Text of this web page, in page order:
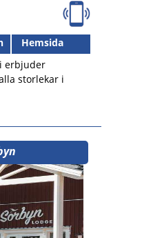
Hemsida
erbjuder
storlekar i